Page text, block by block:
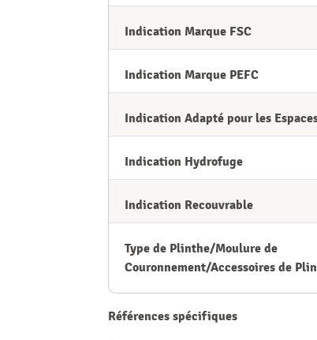
Indication Marque FSC
Indication Marque PEFC
Indication Adapté pour les
Indication Hydrofuge
Indication Recouvrable
Type de Plinthe/Moulure de
Couronnement/Accessoires de
Références spécifiques